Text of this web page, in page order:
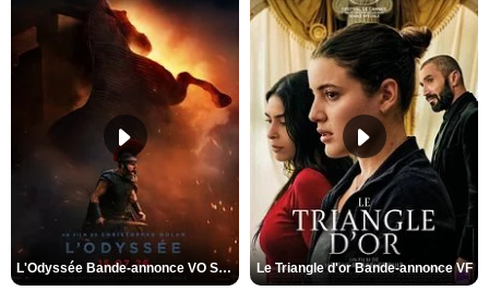
L'Odyssée Bande-annonce VO STFR Le Triangle d'or Bande-annonce VF